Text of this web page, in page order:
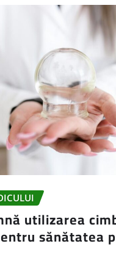
utilizarea
sănătatea